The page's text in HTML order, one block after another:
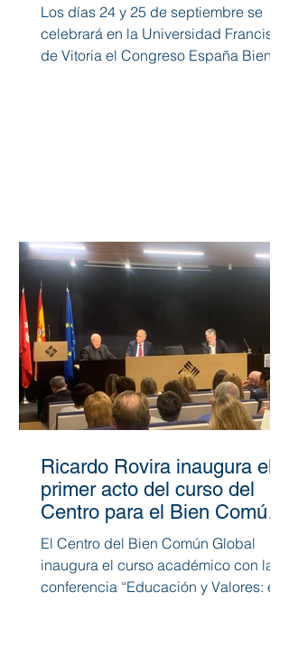
Los días 24 y 25 de septiembre se
celebrará en la Universidad Francisco
de Vitoria el Congreso España Bien
Ricardo Rovira inaugura el
primer acto del curso del
Centro para el Bien Común
Global
El Centro del Bien Común Global
inaugura el curso académico con la
conferencia “Educación y Valores: el